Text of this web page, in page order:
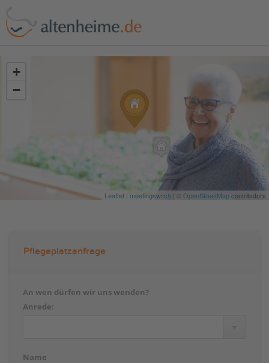
+
−
Leaflet | meetingswitch | ©OpenStreetMapcontributors
Pflegeplatzanfrage
An wen dürfen wir uns wenden?
Anrede:
Name